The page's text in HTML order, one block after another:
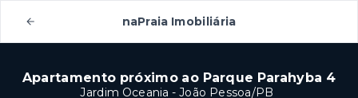
naPraia Imobiliária
Apartamento próximo ao Parque Parahyba 4
Jardim Oceania - João Pessoa/PB